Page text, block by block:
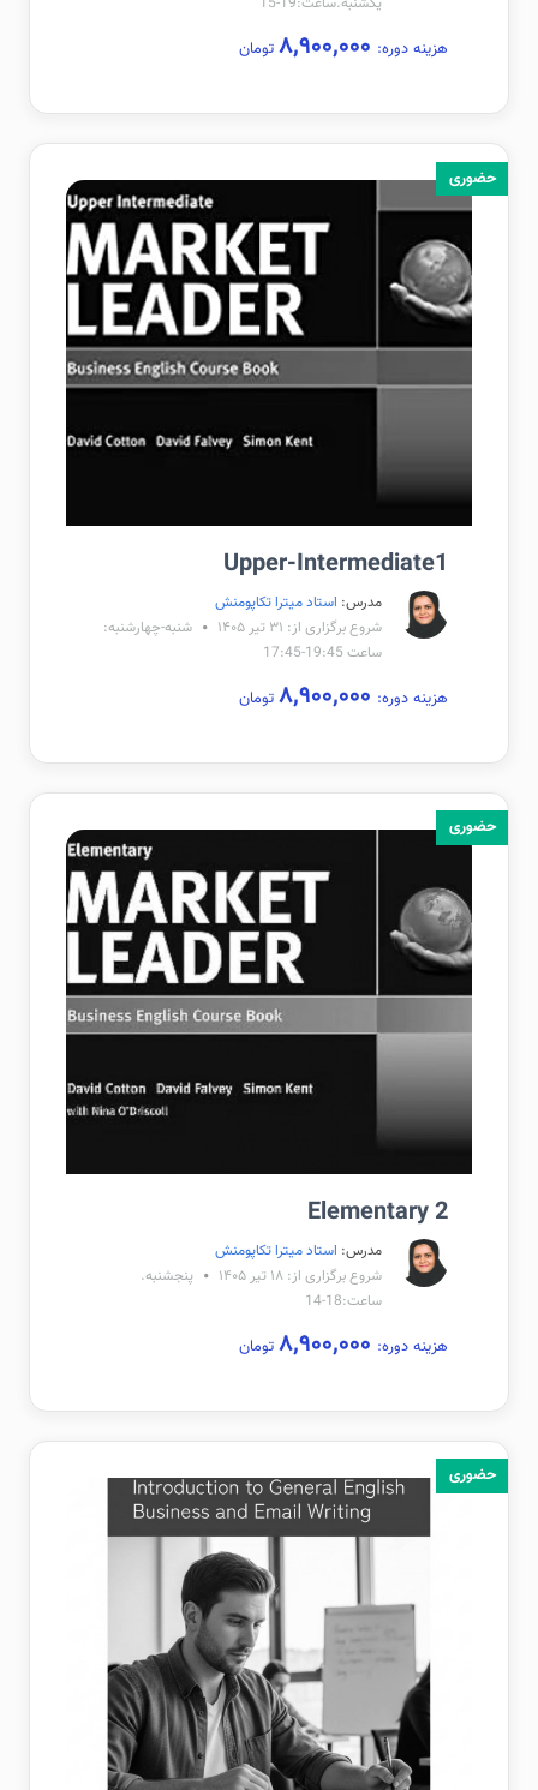
هزینه دوره: تومان
حضوری
Upper-Intermediate1
مدرس: استاد میترا تکاپومنش
شروع برگزاری از: ۳۱ تیر ۱۴۰۵
شنبه-چهارشنبه:
ساعت 19:45-17:45
هزینه دوره: تومان
حضوری
Elementary 2
مدرس: استاد میترا تکاپومنش
شروع برگزاری از: ۱۸ تیر ۱۴۰۵
پنجشنبه.
ساعت:18-14
هزینه دوره: تومان
حضوری